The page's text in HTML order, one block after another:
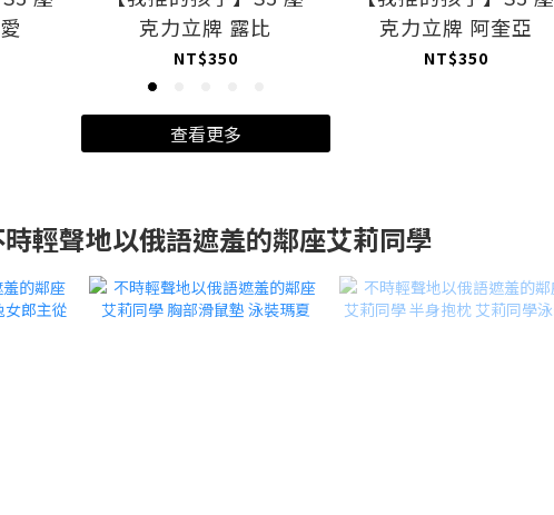
克力立牌 露比
NT$350
克力立牌 阿奎亞
NT$350
查看更多
輕聲地以俄語遮羞的鄰座艾莉同學